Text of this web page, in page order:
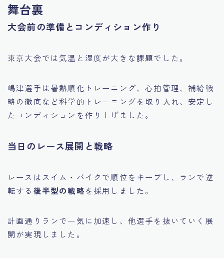
舞台裏
大会前の準備とコンディション作り
東京大会では気温と湿度が大きな課題でした。
嶋津選手は暑熱順化トレーニング、心拍管理、補給戦
略の徹底など科学的トレーニングを取り入れ、安定し
たコンディションを作り上げました。
当日のレース展開と戦略
レースはスイム・バイクで順位をキープし、ランで逆
転する 後半型の戦略を採用しました。
計画通りランで一気に加速し、他選手を抜いていく展
開が実現しました。